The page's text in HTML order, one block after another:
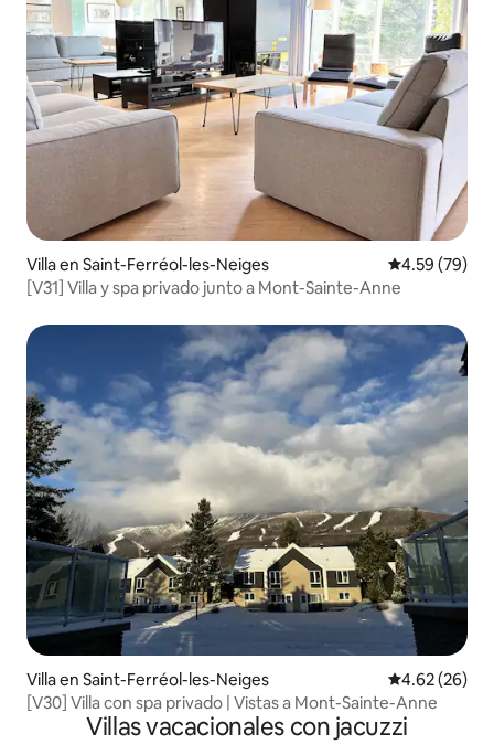
Villa en Saint-Ferréol-les-Neiges Calificación
4.59 (79)
[V31] Villa y spa privado junto a Mont-Sainte-Anne
Villa en Saint-Ferréol-les-Neiges Calificación
4.62 (26)
[V30] Villa con spa privado | Vistas a Mont-Sainte-Anne
Villas vacacionales con jacuzzi